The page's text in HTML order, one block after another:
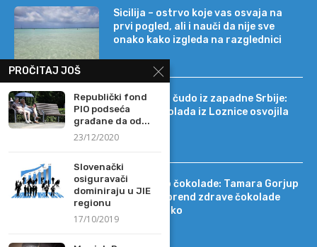
Sicilija – ostrvo koje vas osvaja na
prvi pogled, ali i nauči da nije sve
onako kako izgleda na razglednici
Tehnološko čudo iz zapadne Srbije:
kako je čokolada iz Loznice osvojila
22 tržišta
Od DIF-a do čokolade: Tamara Gorjup
pokrenula brend zdrave čokolade
Kapetan Koko
PROČITAJ JOŠ
Republički fond
PIO podseća
građane da od...
23/12/2020
Slovenački
osiguravači
dominiraju u JIE
regionu
17/10/2019